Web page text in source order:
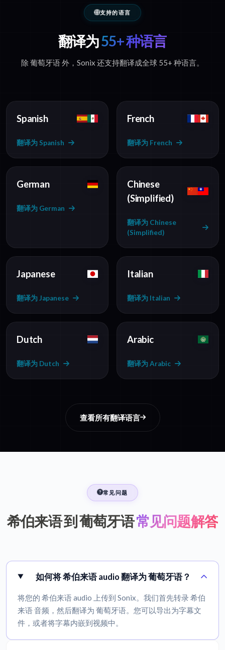
支持的语言
翻译为55+ 种语言
除 葡萄牙语 外，Sonix 还支持翻译成全球 55+ 种语言。
Spanish
翻译为 Spanish
French
翻译为 French
German
翻译为 German
Chinese
(Simplified)
翻译为 Chinese
(Simplified)
Japanese
翻译为 Japanese
Italian
翻译为 Italian
Dutch
翻译为 Dutch
Arabic
翻译为 Arabic
查看所有翻译语言
常见问题
希伯来语 到 葡萄牙语常见问题解答
如何将 希伯来语 audio 翻译为 葡萄牙语？
将您的 希伯来语 audio 上传到 Sonix。我们首先转录 希伯
来语 音频，然后翻译为 葡萄牙语。您可以导出为字幕文
件，或者将字幕内嵌到视频中。